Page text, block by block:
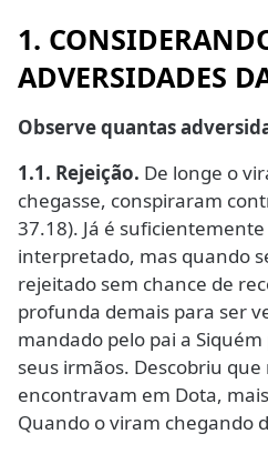
1.
ADVERSIDADES
Observe quantas
1.1. Rejeição. De longe o
chegasse, conspiraram
37.18). Já é
interpretado, mas quando
rejeitado sem chance de
profunda demais para ser
mandado pelo pai a
seus irmãos. Descobriu que
encontravam em Dota,
Quando o viram chegando